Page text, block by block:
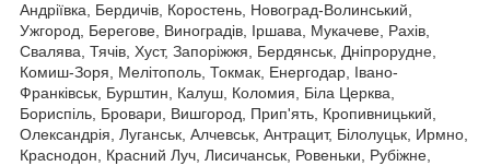
Андріївка, Бердичів, Коростень, Новоград-Волинський,
Ужгород, Берегове, Виноградів, Іршава, Мукачеве, Рахів,
Свалява, Тячів, Хуст, Запоріжжя, Бердянськ, Дніпрорудне,
Комиш-Зоря, Мелітополь, Токмак, Енергодар, Івано-
Франківськ, Бурштин, Калуш, Коломия, Біла Церква,
Бориспіль, Бровари, Вишгород, Прип'ять, Кропивницький,
Олександрія, Луганськ, Алчевськ, Антрацит, Білолуцьк, Ирмно,
Краснодон, Красний Луч, Лисичанськ, Ровеньки, Рубіжне,